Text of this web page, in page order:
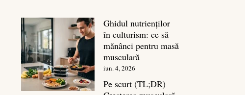
Ghid
complet
pentru
deltoizi
3D
Ghidul nutrienților
în culturism: ce să
mănânci pentru masă
musculară
iun. 4, 2026
Pe scurt (TL;DR)